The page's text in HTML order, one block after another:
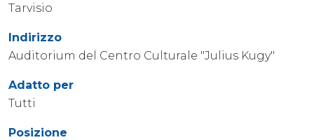
Tarvisio
Indirizzo
Auditorium del Centro Culturale "Julius Kugy"
Adatto per
Tutti
Posizione